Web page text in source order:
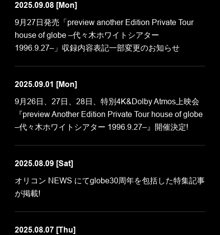
2025.09.08 [Mon]
9月27日発売「preview another Edition Private Tour
house of globe –代々木ホワイトシアター
1996.9.27–」収録内容表記一部変更のお知らせ
2025.09.01 [Mon]
9月26日、27日、28日、特別4K&Dolby Atmos上映会
『preview Another Edition Private Tour house of globe
–代々木ホワイトシアター 1996.9.27–』開催決定!
2025.08.09 [Sat]
オリコン NEWS にてglobe30周年を包括した特集記事
が掲載!
2025.08.07 [Thu]